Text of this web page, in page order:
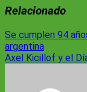
Relacionado
Navegación
de
Se cumplen 94
argentina
Axel Kicillof y el